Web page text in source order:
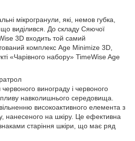
мікрогранули, які, немов губка,
виділився. До складу Сяючої
3D входить той самий
комплекс Age Minimize 3D,
«Чарівного набору» TimeWise Age
винограду і червоного
навколишнього середовища.
високоактивного елемента з
нанесеного на шкіру. Це ефективна
старіння шкіри, що має ряд